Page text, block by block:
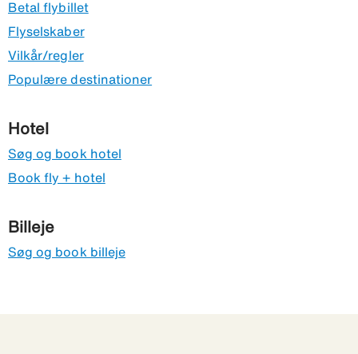
Betal flybillet
Flyselskaber
Vilkår/regler
Populære destinationer
Hotel
Søg og book hotel
Book fly + hotel
Billeje
Søg og book billeje